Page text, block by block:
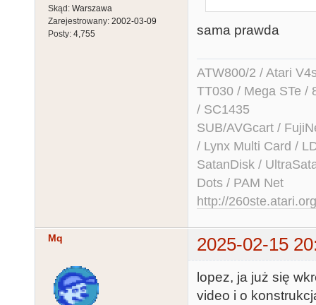
Skąd: Warszawa
Zarejestrowany: 2002-03-09
Posty: 4,755 sama prawda
ATW800/2 / Atari
TT030 / Mega STe /
/ SC1435
SUB/AVGcart /
/ Lynx Multi Card /
SatanDisk /
Dots / PAM Net
http://260ste.atari.org
Mq 2025-02-15
lopez, ja już się
video i o